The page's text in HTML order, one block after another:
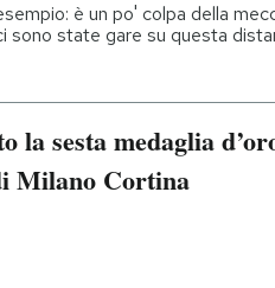
è un po' colpa della
sono state gare su questa
la sesta medaglia
Milano Cortina